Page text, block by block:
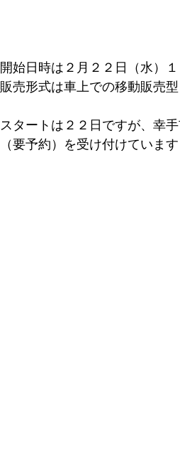
開始日時は２月２２日（水）
販売形式は車上での移動販売
スタートは２２日ですが、幸
（要予約）を受け付けています